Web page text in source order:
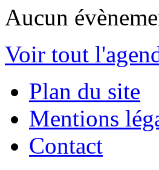
Aucun
Voir tout
Plan du site
Mentions
Contact